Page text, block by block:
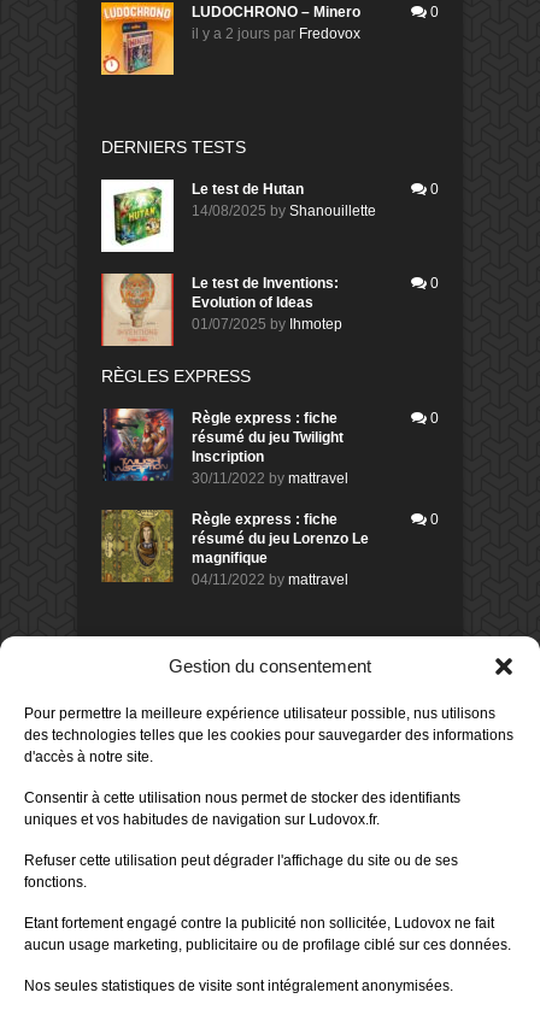
Gestion du consentement
Pour permettre la meilleure expérience utilisateur possible, nus utilisons
des technologies telles que les cookies pour sauvegarder des informations
d'accès à notre site.
Consentir à cette utilisation nous permet de stocker des identifiants
uniques et vos habitudes de navigation sur Ludovox.fr.
Refuser cette utilisation peut dégrader l'affichage du site ou de ses
fonctions.
Etant fortement engagé contre la publicité non sollicitée, Ludovox ne fait
aucun usage marketing, publicitaire ou de profilage ciblé sur ces données.
Nos seules statistiques de visite sont intégralement anonymisées.
LUDOCHRONO – Minero
il y a 2 jours par Fredovox
0
DERNIERS TESTS
Le test de Hutan
14/08/2025 by Shanouillette
0
Le test de Inventions:
Evolution of Ideas
01/07/2025 by Ihmotep
0
RÈGLES EXPRESS
Règle express : fiche
résumé du jeu Twilight
Inscription
30/11/2022 by mattravel
0
Règle express : fiche
résumé du jeu Lorenzo Le
magnifique
04/11/2022 by mattravel
0
DERNIERS AVIS DES MEMBRES
Avis de
Sur le jeu Collect!
il y a 19 heures
Avis demorlockbob
Sur le jeu Detective Box - Ciao
Publié leil y a 2 jours
80%
Sur le jeu Detective Box - Ciao
Bella